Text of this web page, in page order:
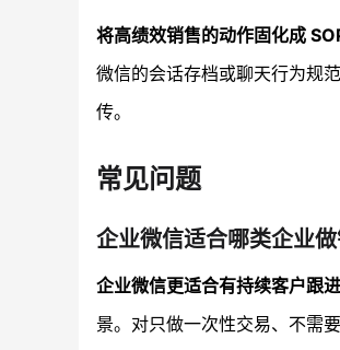
将高绩效销售的动作固化成
微信的会话存档或聊天行为规
传。
常见问题
企业微信适合哪类企业做
企业微信更适合有持续客户跟
景。对只做一次性交易、不需要